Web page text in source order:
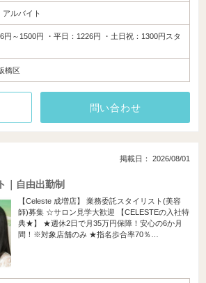
アルバイト
円～1500円 ・平日：1226円 ・土日祝：1300円スタ
橋区
問い合わせ
掲載日： 2026/08/01
｜自由出勤制
【Celeste 成増店】 業務委託スタイリスト(美容
師)募集 ☆サロン見学大歓迎 【CELESTEの入社特
典★】 ★週休2日で月35万円保障！安心の6か月
間！※対象店舗のみ ★指名歩合率70％…